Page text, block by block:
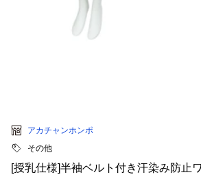
アカチャンホンポ
その他
[授乳仕様]半袖ベルト付き汗染み防